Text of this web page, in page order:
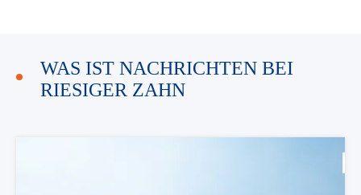
WAS IST NACHRICHTEN BEI
RIESIGER ZAHN